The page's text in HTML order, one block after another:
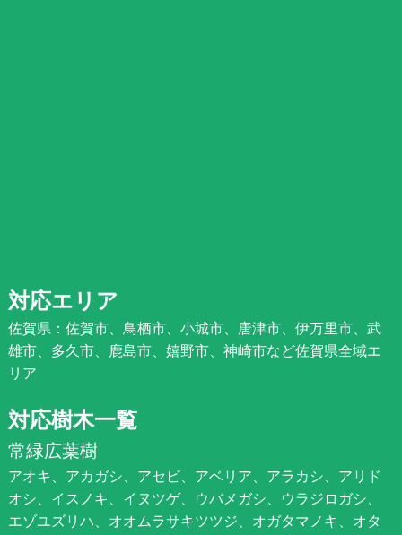
対応エリア
佐賀県：佐賀市、鳥栖市、小城市、唐津市、伊万里市、武
雄市、多久市、鹿島市、嬉野市、神崎市など佐賀県全域エ
リア
対応樹木一覧
常緑広葉樹
アオキ、アカガシ、アセビ、アベリア、アラカシ、アリド
オシ、イスノキ、イヌツゲ、ウバメガシ、ウラジロガシ、
エゾユズリハ、オオムラサキツツジ、オガタマノキ、オタ